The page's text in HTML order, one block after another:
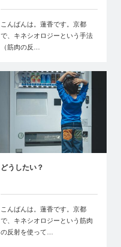
こんばんは。蓮香です。京都
で、キネシオロジーという手法
（筋肉の反…
どうしたい？
こんばんは。蓮香です。京都
で、キネシオロジーという筋肉
の反射を使って…